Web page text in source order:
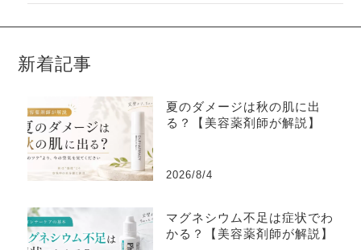
新着記事
夏のダメージは秋の肌に出
る？【美容薬剤師が解説】
2026/8/4
マグネシウム不足は症状でわ
かる？【美容薬剤師が解説】